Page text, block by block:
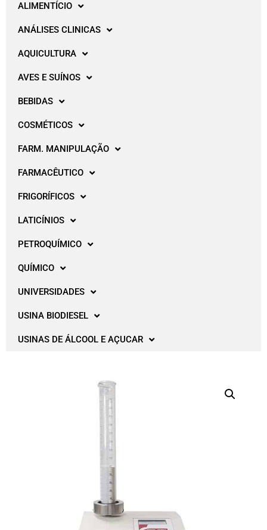
ALIMENTÍCIO
ANÁLISES CLINICAS
AQUICULTURA
AVES E SUÍNOS
BEBIDAS
COSMÉTICOS
FARM. MANIPULAÇÃO
FARMACÊUTICO
FRIGORÍFICOS
LATICÍNIOS
PETROQUÍMICO
QUÍMICO
UNIVERSIDADES
USINA BIODIESEL
USINAS DE ÁLCOOL E AÇUCAR